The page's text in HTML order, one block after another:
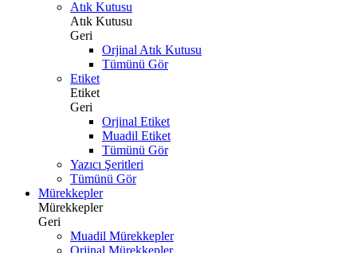
Atık Kutusu
Atık Kutusu
Geri
Orjinal Atık Kutusu
Tümünü Gör
Etiket
Etiket
Geri
Orjinal Etiket
Muadil Etiket
Tümünü Gör
Yazıcı Şeritleri
Tümünü Gör
Mürekkepler
Mürekkepler
Geri
Muadil Mürekkepler
Orjinal Mürekkepler